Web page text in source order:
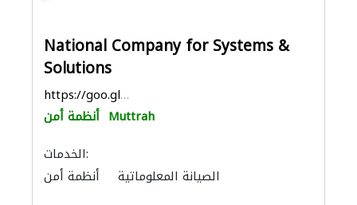
National Company for Systems &
Solutions
https://goo.gl/maps/QQuPiFHmJ7zuxgf39
أنظمة أمن Muttrah
الخدمات:
أنظمة أمن
الصيانة المعلوماتية